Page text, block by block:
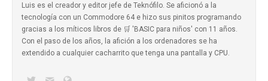
Luis es el creador y editor jefe de Teknófilo. Se aficionó a la
tecnología con un Commodore 64 e hizo sus pinitos programando
gracias a los míticos libros de 🛒 'BASIC para niños' con 11 años.
Con el paso de los años, la afición a los ordenadores se ha
extendido a cualquier cacharrito que tenga una pantalla y CPU.